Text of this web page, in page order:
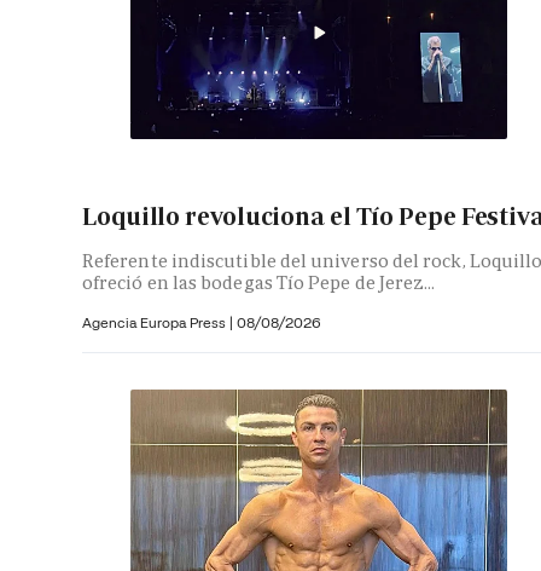
Loquillo revoluciona el Tío Pepe
Referente indiscutible del universo del rock,
ofreció en las bodegas Tío Pepe de Jerez...
Agencia Europa Press | 08/08/2026